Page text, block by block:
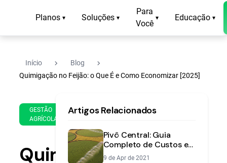
Planos ▾ Soluções ▾
Para
Você
▾ Educação ▾
Início navigate_next Blog navigate_next
Quimigação no Feijão: o Que É e Como Economizar [2025]
GESTÃO
AGRÍCOLA
Jul
2025
min
leitura
Quimigação
Artigos Relacionados
Pivô Central: Guia
Completo de Custos e
Tipos | Aegro
9 de Apr de 2021